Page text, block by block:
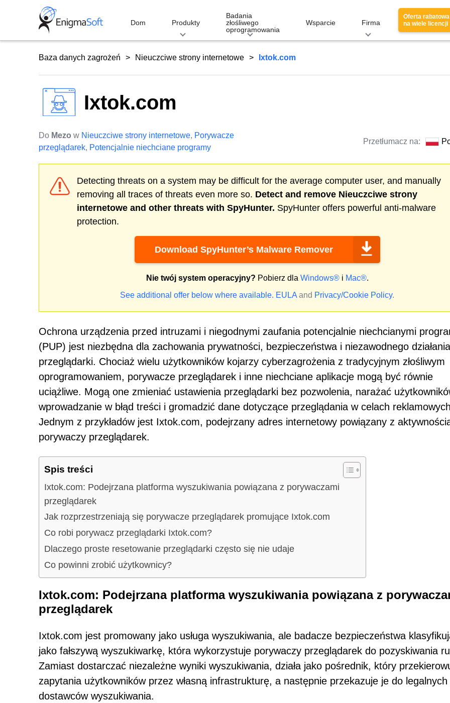
Dom Produkty
Badania
złośliwego
oprogramowania
Wsparcie Firma
Oferta rabatowa
na wiele licencji
Baza danych zagrożeń Nieuczciwe strony internetowe Ixtok.com
Ixtok.com
Do Mezo w Nieuczciwe strony internetowe, Porywacze
przeglądarek, Potencjalnie niechciane programy
Przetłumacz na:
Detecting threats on a system may be difficult for the average computer user, and manually
removing all traces of threats even more so. Detect and remove Nieuczciwe strony
internetowe and other threats with SpyHunter. SpyHunter offers powerful anti-malware
protection.
Download SpyHunter’s Malware Remover
Nie twój system operacyjny? Pobierz dla Windows®i Mac®.
See additional offer below where available. EULA and Privacy/Cookie Policy.
Ochrona urządzenia przed intruzami i niegodnymi zaufania potencjalnie niechcianymi
(PUP) jest niezbędna dla zachowania prywatności, bezpieczeństwa i niezawodnego działania
przeglądarki. Chociaż wielu użytkowników kojarzy cyberzagrożenia z tradycyjnym złośliwym
oprogramowaniem, porywacze przeglądarek i inne niechciane aplikacje mogą być równie
uciążliwe. Mogą one zmieniać ustawienia przeglądarki bez pozwolenia, narażać
wprowadzanie w błąd treści i gromadzić dane dotyczące przeglądania w celach
Jednym z przykładów jest Ixtok.com, podejrzany adres internetowy powiązany z
porywaczy przeglądarek.
Spis treści
Ixtok.com: Podejrzana platforma wyszukiwania powiązana z porywaczami
przeglądarek
Jak rozprzestrzeniają się porywacze przeglądarek promujące Ixtok.com
Co robi porywacz przeglądarki Ixtok.com?
Dlaczego proste resetowanie przeglądarki często się nie udaje
Co powinni zrobić użytkownicy?
Ixtok.com: Podejrzana platforma wyszukiwania powiązana z
przeglądarek
Ixtok.com jest promowany jako usługa wyszukiwania, ale badacze bezpieczeństwa
jako fałszywą wyszukiwarkę, która wykorzystuje porywaczy przeglądarek do pozyskiwania
Zamiast dostarczać niezależne wyniki wyszukiwania, działa jako pośrednik, który
zapytania użytkowników przez własną infrastrukturę, a następnie przekazuje je do legalnych
dostawców wyszukiwania.